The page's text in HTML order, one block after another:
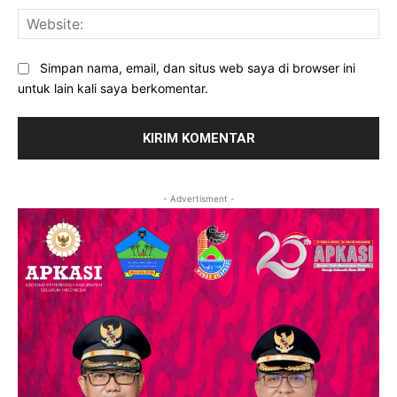
Simpan nama, email, dan situs web saya di browser ini
untuk lain kali saya berkomentar.
- Advertisment -